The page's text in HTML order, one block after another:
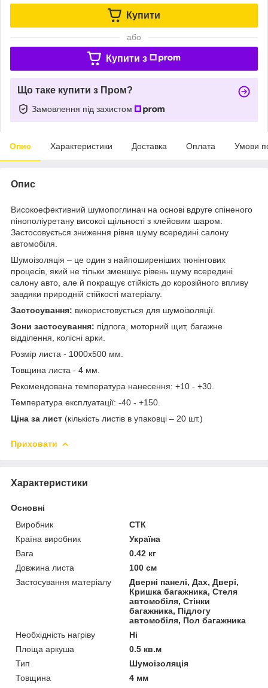
Купити
або
Купити з
Що таке купити з Пром?
Замовлення під захистом
Опис Характеристики Доставка Оплата Умови
Опис
Високоефективний шумопоглинач на основі вдруге спіненого
пінополіуретану високої щільності з клейовим шаром.
Застосовується зниження рівня шуму всередині салону
автомобіля.
Шумоізоляція – це один з найпоширеніших тюнінгових
процесів, який не тільки зменшує рівень шуму всередині
салону авто, але й покращує стійкість до корозійного впливу
завдяки природній стійкості матеріалу.
Застосування: використовується для шумоізоляції.
Зони застосування: підлога, моторний щит, багажне
відділення, колісні арки.
Розмір листа - 1000х500 мм.
Товщина листа - 4 мм.
Рекомендована температура нанесення: +10 - +30.
Температура експлуатації: -40 - +150.
Ціна за лист (кількість листів в упаковці – 20 шт.)
Приховати
Характеристики
Основні
Виробник
СТК
Країна виробник
Україна
Вага
0.42 кг
Довжина листа
100 см
Застосування матеріалу
Дверні панелі, Дах, Двері,
Кришка багажника, Стеля
автомобіля, Стінки
багажника, Підлогу
автомобіля, Пол багажника
Необхідність нагріву
Ні
Площа аркуша
0.5 кв.м
Тип
Шумоізоляція
Товщина
4 мм